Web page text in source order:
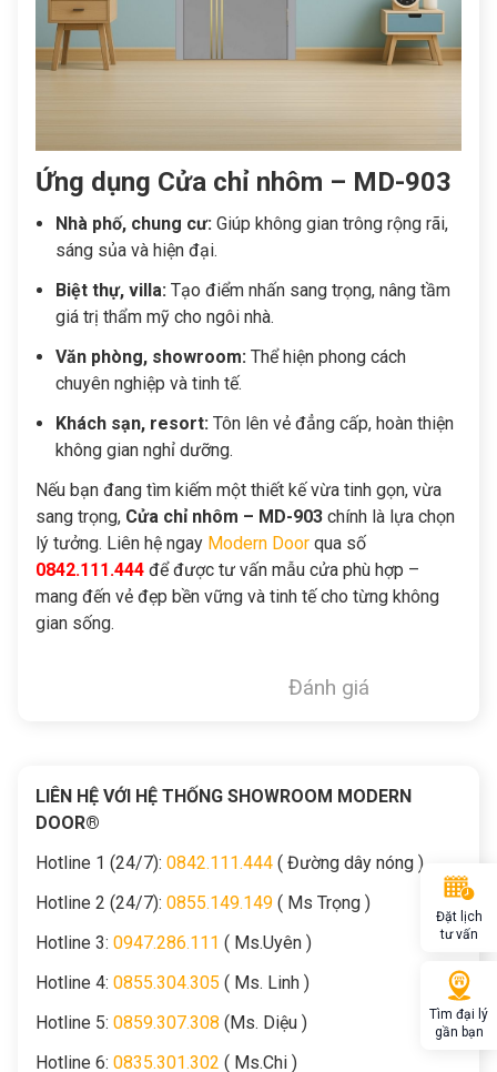
Ứng dụng Cửa chỉ nhôm – MD-903
Nhà phố, chung cư: Giúp không gian trông rộng rãi,
sáng sủa và hiện đại.
Biệt thự, villa: Tạo điểm nhấn sang trọng, nâng tầm
giá trị thẩm mỹ cho ngôi nhà.
Văn phòng, showroom: Thể hiện phong cách
chuyên nghiệp và tinh tế.
Khách sạn, resort: Tôn lên vẻ đẳng cấp, hoàn thiện
không gian nghỉ dưỡng.
Nếu bạn đang tìm kiếm một thiết kế vừa tinh gọn, vừa
sang trọng, Cửa chỉ nhôm – MD-903 chính là lựa chọn
lý tưởng. Liên hệ ngay Modern Door qua số
0842.111.444 để được tư vấn mẫu cửa phù hợp –
mang đến vẻ đẹp bền vững và tinh tế cho từng không
gian sống.
Đánh giá
LIÊN HỆ VỚI HỆ THỐNG SHOWROOM MODERN
DOOR®
Hotline 1 (24/7): 0842.111.444 ( Đường dây nóng )
Hotline 2 (24/7): 0855.149.149 ( Ms Trọng )
Hotline 3: 0947.286.111 ( Ms.Uyên )
Hotline 4: 0855.304.305 ( Ms. Linh )
Hotline 5: 0859.307.308 (Ms. Diệu )
Hotline 6: 0835.301.302 ( Ms.Chi )
Đặt lịch
tư vấn
Tìm đại lý
gần bạn